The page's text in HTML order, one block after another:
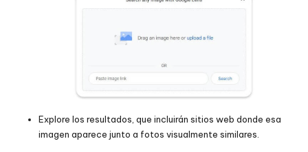
Explore los resultados, que incluirán sitios web donde esa
imagen aparece junto a fotos visualmente similares.